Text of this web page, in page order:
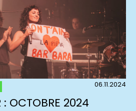
06.11.2024
: OCTOBRE 2024